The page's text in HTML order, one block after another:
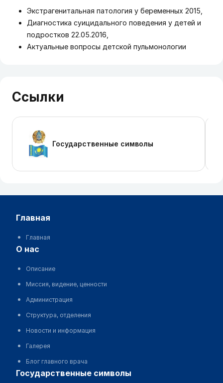
Экстрагенитальная патология у беременных 2015,
Диагностика суицидального поведения у детей и
подростков 22.05.2016,
Актуальные вопросы детской пульмонологии
Ссылки
Государственные символы
главная
Главная
о нас
Описание
Миссия, видение, ценности
Администрация
Структура, отделения
Новости и информация
Галерея
Блог главного врача
государственные символы